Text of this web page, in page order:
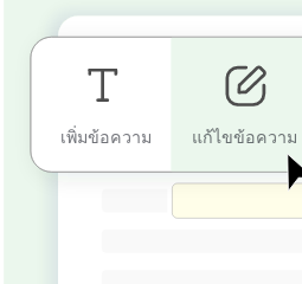
เพิ่มข้อความ แก้ไขข้อความ